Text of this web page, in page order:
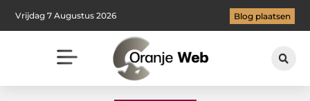
Vrijdag 7 Augustus 2026 Blog plaatsen